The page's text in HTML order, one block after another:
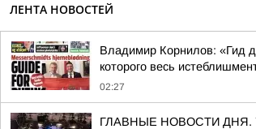
ЛЕНТА НОВОСТЕЙ
Владимир Корнилов: «Гид
которого весь
02:27
ГЛАВНЫЕ НОВОСТИ ДНЯ. 7